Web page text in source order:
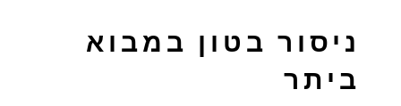
ניסור בטון במבוא
ביתר